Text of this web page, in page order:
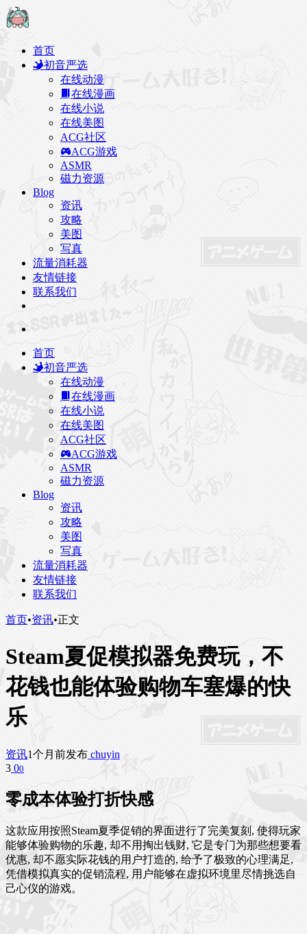
首页
初音严选
在线动漫
在线漫画
在线小说
在线美图
ACG社区
ACG游戏
ASMR
磁力资源
Blog
资讯
攻略
美图
写真
流量消耗器
友情链接
联系我们
首页
初音严选
在线动漫
在线漫画
在线小说
在线美图
ACG社区
ACG游戏
ASMR
磁力资源
Blog
资讯
攻略
美图
写真
流量消耗器
友情链接
联系我们
首页•资讯•正文
Steam夏促模拟器免费玩，不
花钱也能体验购物车塞爆的快
乐
资讯1个月前发布 chuyin
3 00
零成本体验打折快感
这款应用按照Steam夏季促销的界面进行了完美复刻, 使得玩家
能够体验购物的乐趣, 却不用掏出钱财, 它是专门为那些想要看
优惠, 却不愿实际花钱的用户打造的, 给予了极致的心理满足,
凭借模拟真实的促销流程, 用户能够在虚拟环境里尽情挑选自
己心仪的游戏。